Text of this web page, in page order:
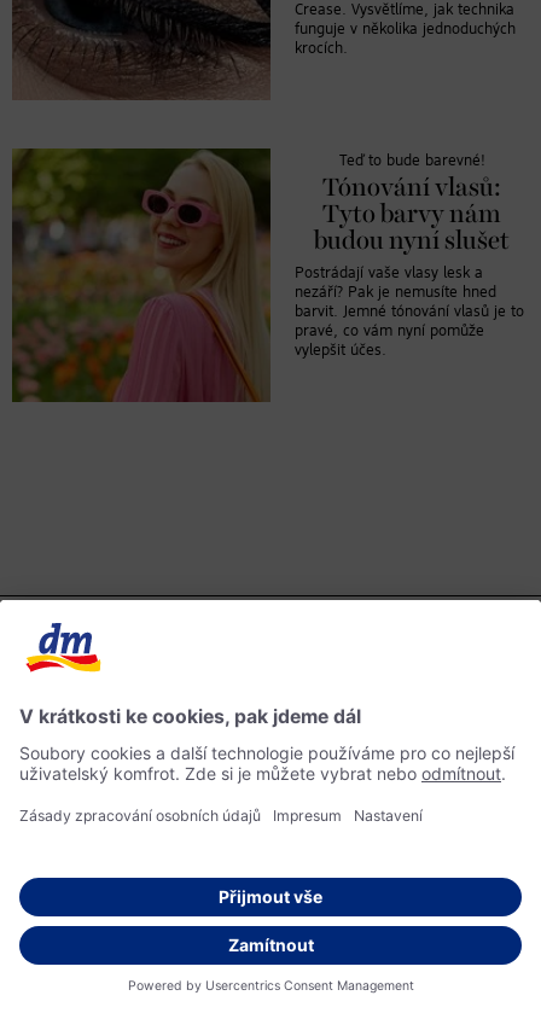
Crease. Vysvětlíme, jak technika
funguje v několika jednoduchých
krocích.
Teď to bude barevné!
Tónování vlasů:
Tyto barvy nám
budou nyní slušet
Postrádají vaše vlasy lesk a
nezáří? Pak je nemusíte hned
barvit. Jemné tónování vlasů je to
pravé, co vám nyní pomůže
vylepšit účes.
Magazín dm o kráse, zdraví a životním stylu – společně pro odpovědný a harmonický